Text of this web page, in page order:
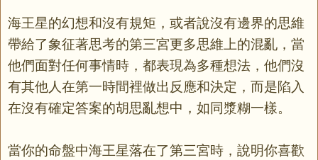
海王星的幻想和沒有規矩，或者說沒有邊界的思維
帶給了象征著思考的第三宮更多思維上的混亂，當
他們面對任何事情時，都表現為多種想法，他們沒
有其他人在第一時間裡做出反應和決定，而是陷入
在沒有確定答案的胡思亂想中，如同漿糊一樣。
當你的命盤中海王星落在了第三宮時，說明你喜歡